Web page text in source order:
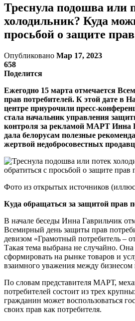
Треснула подошва или
холодильник? Куда
просьбой о защите
Опубликовано Мар 17, 2023
658
Поделится
Ежегодно 15 марта отмечается
прав потребителей. К этой дате в
центре приурочили пресс-
стала начальник управления
контроля за рекламой МАРТ Инна
дала белорусам полезные
жертвой недобросовестных
Фото из открытых источников
Куда обращаться за защитой прав
В начале беседы Инна Гаврильчик
Всемирный день защиты прав
девизом «Грамотный потребитель –
Такая тема выбрана не случайно.
сформировать на рынке товаров и
взаимного уважения между бизнесом
По словам представителя МАРТ,
потребителей состоит из трех
гражданин может воспользоваться
своих прав как потребителя.